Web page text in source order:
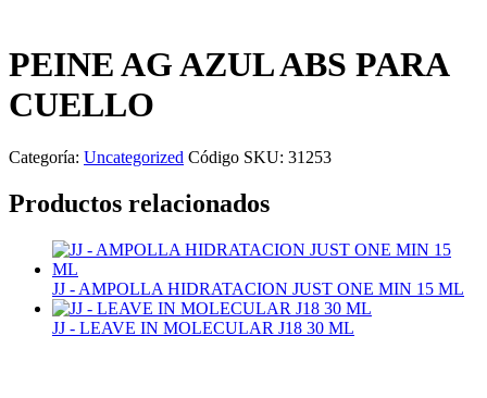
PEINE AG AZUL ABS PARA
CUELLO
Categoría: Uncategorized Código SKU: 31253
Productos relacionados
JJ - AMPOLLA HIDRATACION JUST ONE MIN 15 ML
JJ - LEAVE IN MOLECULAR J18 30 ML